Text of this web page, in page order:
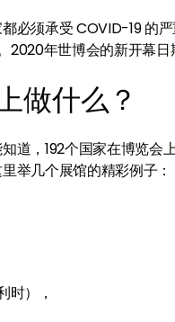
必须承受 COVID-19 的
年世博会的新开幕日
做什么？
道，192个国家在博览
举几个展馆的精彩例子：
时），